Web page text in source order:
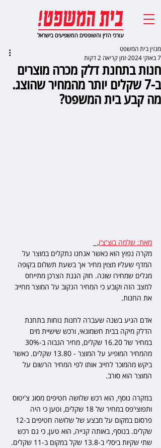
עורכי הדין והשופטים המשפיעים בישראל
חנות בתחנת דלק מכרה מוצרים
ב-7 שקלים יותר מהמחיר שהוצג.
מה קבע בית המשפט?
מגזין בית המשפט
7 באוק׳ 2024
זמן קריאה 2 דקות
מאת: שלמה בוצ'צ'ו,
מקרה נפוץ הוא כאשר אנחנו נתקלים במוצר על
המדף שעליו מצוין מחיר אך בשעת תשלום בקופה
מגלים שמחירו שונה. חוק הגנת הצרכן מתייחס
למצב הזה וקובע כי המחיר הנקוב על המוצר מחייב
את החנות.
אדם הגיע בשנה שעברה לחנות נוחות בתחנת
הדלק מיקה בבית חשמונאי, ורכש שישיית מים
מהמחיר המופיע על המוצר - 13.80 שקלים. כאשר
ביקש מהמוכר לחייב אותו לפי המחיר הרשום על
המוצר הוא סורב.
במקרה נוסף, הוא רכש שלושה חטיפים מסוג צ'יטוס
ותפוצי'פס במחיר של 18 שקלים, וטען כי היה
שקלים. בנוסף, באותה קנייה, הוא טען, כי גם רכש
שתי שקיות ביסלי ב-13.8 שקל במקום ב-11 שקלים.